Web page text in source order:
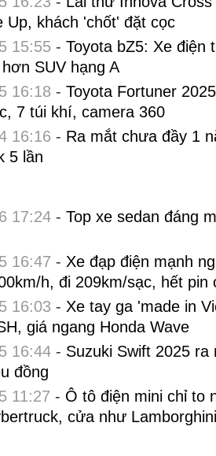
Up, khách 'chốt' đặt cọc
15:55- Toyota bZ5: Xe điện
SUV hạng A
16:18 - Toyota Fortuner
7 túi khí, camera 360
16:16 - Ra mắt chưa đầy 1
5 lần
17:24- Top xe sedan đáng
16:47 - Xe đạp điện mạnh
h, đi 209km/sạc, hết pin
16:03 - Xe tay ga 'made in
giá ngang Honda Wave
16:44- Suzuki Swift 2025
đồng
11:27 - Ô tô điện mini chỉ to
cửa như